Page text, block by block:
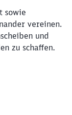
sowie
vereinen.
und
zu schaffen.